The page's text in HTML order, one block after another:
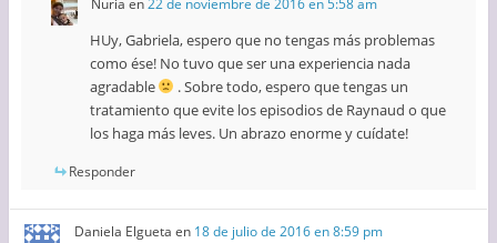
HUy, Gabriela, espero que no tengas más problemas
como ése! No tuvo que ser una experiencia nada
agradable
. Sobre todo, espero que tengas un
tratamiento que evite los episodios de Raynaud o que
los haga más leves. Un abrazo enorme y cuídate!
Responder
Daniela Elgueta en 18 de julio de 2016 en 8:59 pm